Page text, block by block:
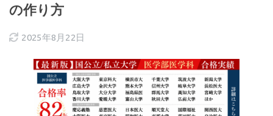
の作り方
2025年8月22日